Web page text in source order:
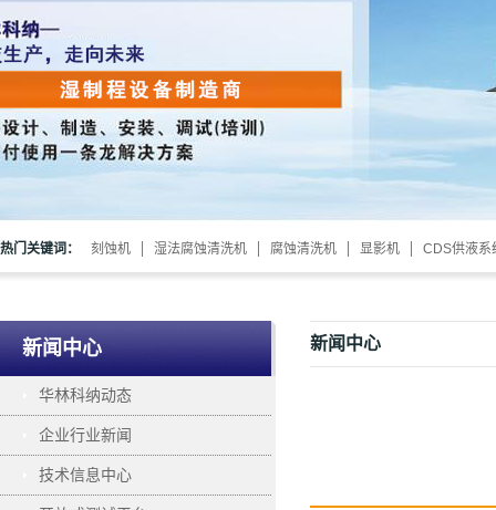
热门关键词： 刻蚀机 湿法腐蚀清洗机 腐蚀清洗机 显影机 CDS供液系
新闻中心
华林科纳动态
企业行业新闻
技术信息中心
新闻中心